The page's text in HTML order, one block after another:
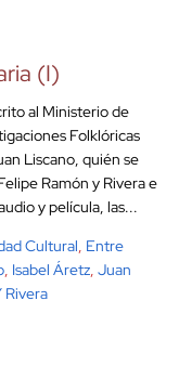
(I)
al Ministerio de
Folklóricas
Liscano, quién se
Ramón y Rivera e
y película, las...
Cultural, Entre
, Isabel Áretz, Juan
Rivera